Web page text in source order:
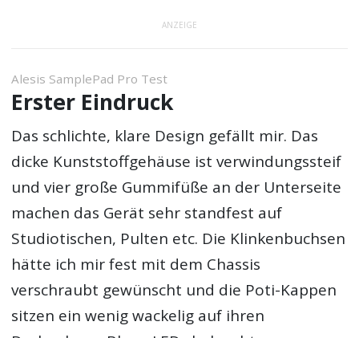
ANZEIGE
Alesis SamplePad Pro Test
Erster Eindruck
Das schlichte, klare Design gefällt mir. Das
dicke Kunststoffgehäuse ist verwindungssteif
und vier große Gummifüße an der Unterseite
machen das Gerät sehr standfest auf
Studiotischen, Pulten etc. Die Klinkenbuchsen
hätte ich mir fest mit dem Chassis
verschraubt gewünscht und die Poti-Kappen
sitzen ein wenig wackelig auf ihren